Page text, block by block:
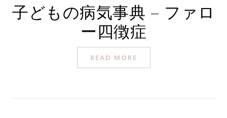
子どもの病気事典 – ファロ
ー四徴症
READ MORE